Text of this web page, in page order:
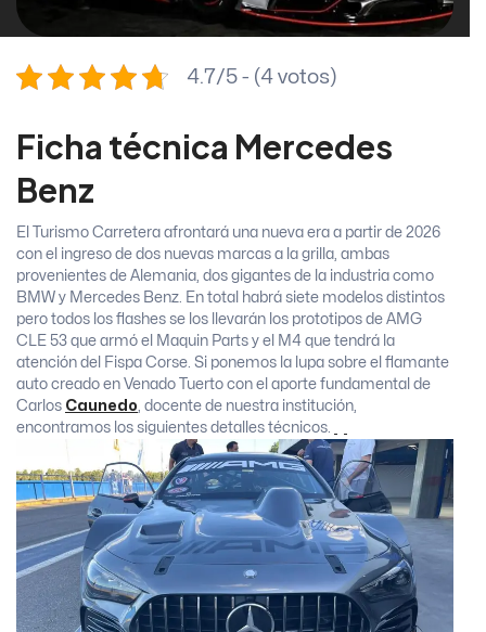
4.7/5 - (4 votos)
Ficha técnica Mercedes
Benz
El Turismo Carretera afrontará una nueva era a partir de 2026
con el ingreso de dos nuevas marcas a la grilla, ambas
provenientes de Alemania, dos gigantes de la industria como
BMW y Mercedes Benz. En total habrá siete modelos distintos
pero todos los flashes se los llevarán los prototipos de AMG
CLE 53 que armó el Maquin Parts y el M4 que tendrá la
atención del Fispa Corse. Si ponemos la lupa sobre el flamante
auto creado en Venado Tuerto con el aporte fundamental de
Carlos Caunedo , docente de nuestra institución,
encontramos los siguientes detalles técnicos.